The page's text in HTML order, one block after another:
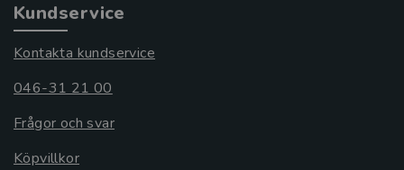
Kundservice
Kontakta kundservice
046-31 21 00
Frågor och svar
Köpvillkor